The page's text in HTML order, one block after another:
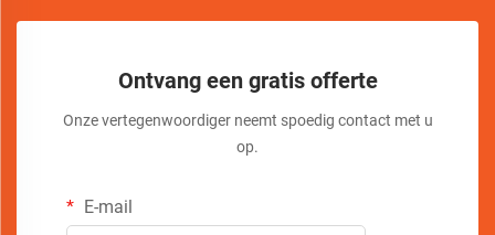
Ontvang een gratis offerte
Onze vertegenwoordiger neemt spoedig contact met u
op.
E-mail